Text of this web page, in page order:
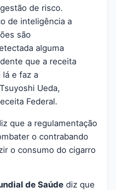
de risco.
de inteligência a
são
alguma
que a receita
lá e faz a
Ueda,
Federal.
que a regulamentação
o contrabando
o consumo do cigarro
de Saúde diz que